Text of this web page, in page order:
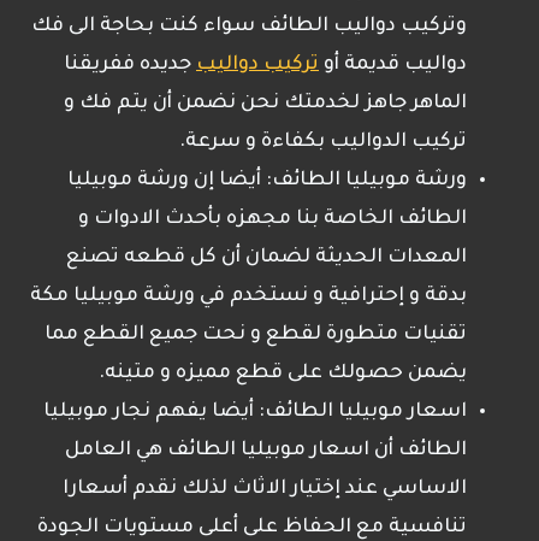
وتركيب دواليب الطائف سواء كنت بحاجة الى فك
دواليب قديمة أو تركيب دواليب جديده ففريقنا
الماهر جاهز لخدمتك نحن نضمن أن يتم فك و
تركيب الدواليب بكفاءة و سرعة.
ورشة موبيليا الطائف: أيضا إن ورشة موبيليا
الطائف الخاصة بنا مجهزه بأحدث الادوات و
المعدات الحديثة لضمان أن كل قطعه تصنع
بدقة و إحترافية و نستخدم في ورشة موبيليا مكة
تقنيات متطورة لقطع و نحت جميع القطع مما
يضمن حصولك على قطع مميزه و متينه.
اسعار موبيليا الطائف: أيضا يفهم نجار موبيليا
الطائف أن اسعار موبيليا الطائف هي العامل
الاساسي عند إختيار الاثاث لذلك نقدم أسعارا
تنافسية مع الحفاظ على أعلى مستويات الجودة